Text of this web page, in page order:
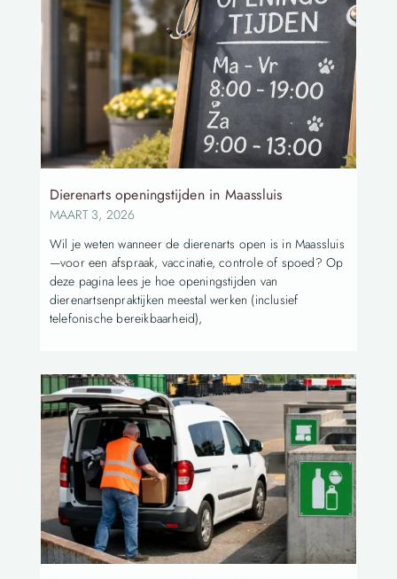
Dierenarts openingstijden in Maassluis
MAART 3, 2026
Wil je weten wanneer de dierenarts open is in Maassluis
—voor een afspraak, vaccinatie, controle of spoed? Op
deze pagina lees je hoe openingstijden van
dierenartsenpraktijken meestal werken (inclusief
telefonische bereikbaarheid),